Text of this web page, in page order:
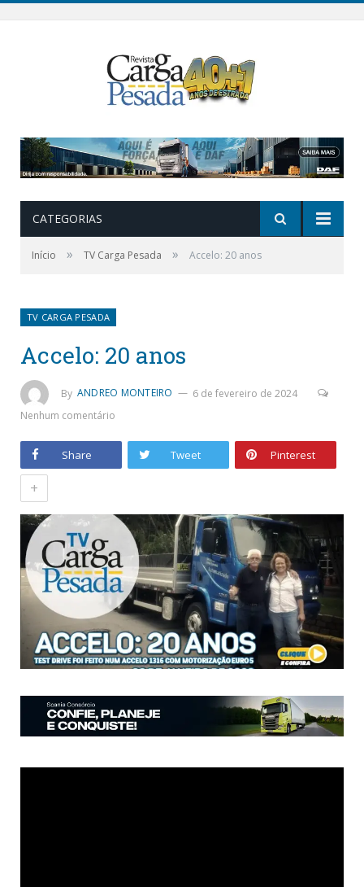
CATEGORIAS
Início » TV Carga Pesada » Accelo: 20 anos
TV CARGA PESADA
Accelo: 20 anos
By ANDREO MONTEIRO
6 de fevereiro de 2024
Nenhum comentário
Share Tweet Pinterest
+